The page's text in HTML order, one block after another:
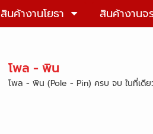
สินค้างานโยธา สินค้างานจ
โพล - พิน
โพล - พิน (Pole - Pin) ครบ จบ ในที่เดีย